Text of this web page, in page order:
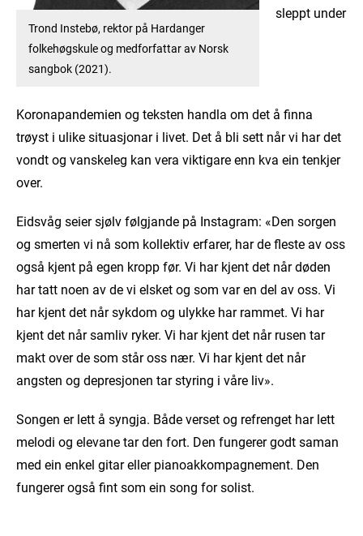
Trond Instebø, rektor på Hardanger
folkehøgskule og medforfattar av Norsk
sangbok (2021).
sleppt under
Koronapandemien og teksten handla om det å finna
trøyst i ulike situasjonar i livet. Det å bli sett når vi har det
vondt og vanskeleg kan vera viktigare enn kva ein tenkjer
over.
Eidsvåg seier sjølv følgjande på Instagram: «Den sorgen
og smerten vi nå som kollektiv erfarer, har de fleste av oss
også kjent på egen kropp før. Vi har kjent det når døden
har tatt noen av de vi elsket og som var en del av oss. Vi
har kjent det når sykdom og ulykke har rammet. Vi har
kjent det når samliv ryker. Vi har kjent det når rusen tar
makt over de som står oss nær. Vi har kjent det når
angsten og depresjonen tar styring i våre liv».
Songen er lett å syngja. Både verset og refrenget har lett
melodi og elevane tar den fort. Den fungerer godt saman
med ein enkel gitar eller pianoakkompagnement. Den
fungerer også fint som ein song for solist.